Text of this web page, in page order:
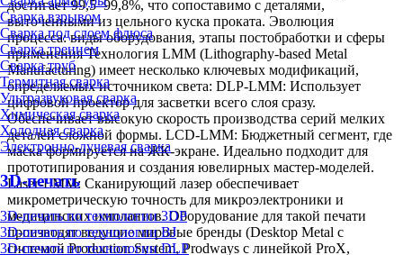
Сварка взрывом
Сварка под слоем флюса
Сварка трением
Сварка труб
Термитная сварка
Ультразвуковая сварка
Химическая сварка
Холодная сварка
Электронно-лучевая сварка
3D-печать
3D-печать по технологии 3DP
3D-печать по технологии BJ
3D-печать по технологии DLP
достигает 99,5–99,8%, что сопоставимо с деталями,
выточенными из цельного куска проката. Эволюция
процесса: виды оборудования, этапы постобработки и сферы
применения Технология LMM (Lithography-based Metal
Manufacturing) имеет несколько ключевых модификаций,
определяемых источником света: DLP-LMM: Использует
цифровой проектор для засветки всего слоя сразу.
Обеспечивает высокую скорость производства серий мелких
деталей сложной формы. LCD-LMM: Бюджетный сегмент, где
маска формируется на ЖК-экране. Идеально подходит для
прототипирования и создания ювелирных мастер-моделей.
Laser-LMM: Сканирующий лазер обеспечивает
микрометрическую точность для микроэлектроники и
медицинских имплантов. Оборудование для такой печати
производят ведущие мировые бренды (Desktop Metal с
системой Production System, Prodways с линейкой ProX,